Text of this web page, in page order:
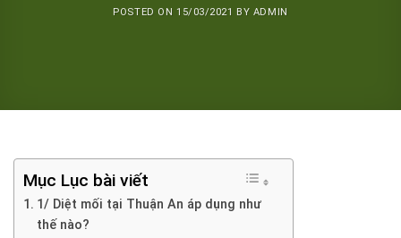
POSTED ON 15/03/2021 BY ADMIN
Mục Lục bài viết
1/ Diệt mối tại Thuận An áp dụng như
thế nào?